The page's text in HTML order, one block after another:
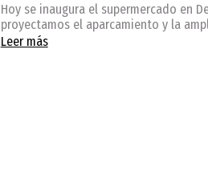
Hoy se inaugura el supermercado en
proyectamos el aparcamiento y la
Leer más